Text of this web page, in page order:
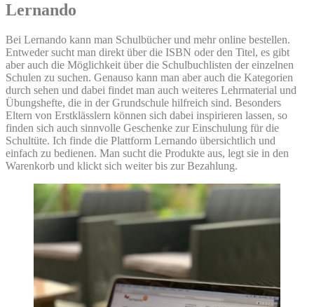
Lernando
Bei Lernando kann man Schulbücher und mehr online bestellen.
Entweder sucht man direkt über die ISBN oder den Titel, es gibt
aber auch die Möglichkeit über die Schulbuchlisten der einzelnen
Schulen zu suchen. Genauso kann man aber auch die Kategorien
durch sehen und dabei findet man auch weiteres Lehrmaterial und
Übungshefte, die in der Grundschule hilfreich sind. Besonders
Eltern von Erstklässlern können sich dabei inspirieren lassen, so
finden sich auch sinnvolle Geschenke zur Einschulung für die
Schultüte. Ich finde die Plattform Lernando übersichtlich und
einfach zu bedienen. Man sucht die Produkte aus, legt sie in den
Warenkorb und klickt sich weiter bis zur Bezahlung.